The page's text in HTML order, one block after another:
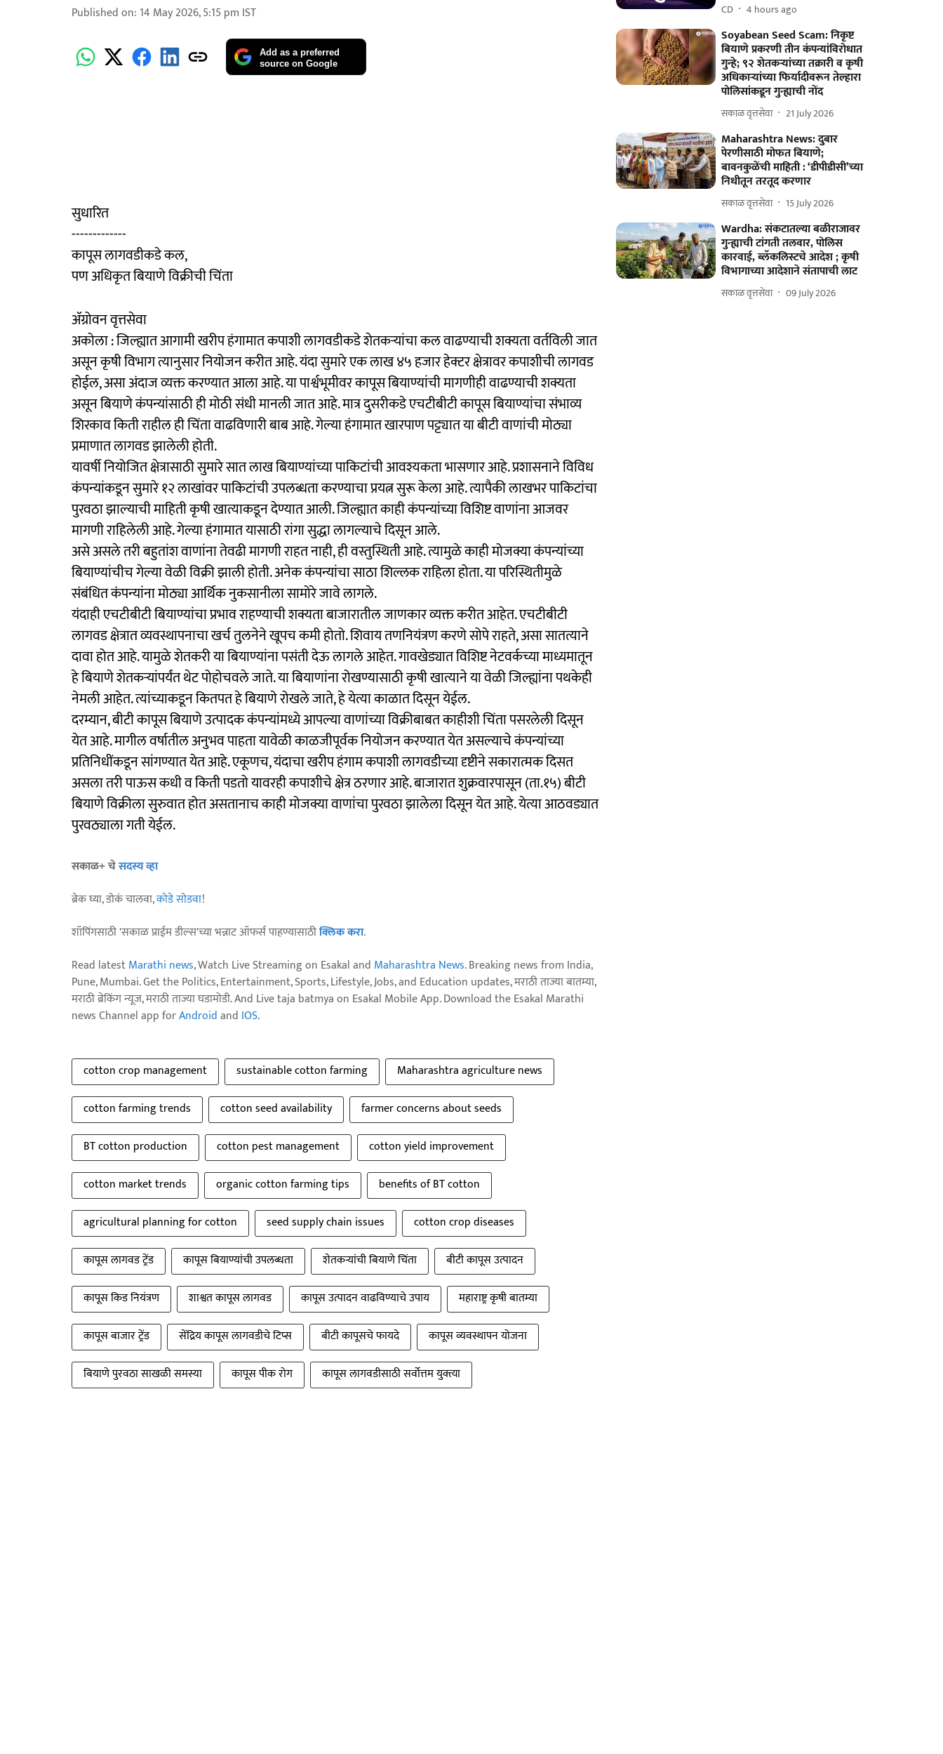
Published on: 14 May 2026, 5:15 pm IST
Add as a preferred
source on Google
सुधारित
-------------
कापूस लागवडीकडे कल,
पण अधिकृत बियाणे विक्रीची चिंता
ॲग्रोवन वृत्तसेवा
अकोला : जिल्ह्यात आगामी खरीप हंगामात कपाशी लागवडीकडे शेतकऱ्यांचा कल वाढण्याची शक्यता वर्तविली जात
असून कृषी विभाग त्यानुसार नियोजन करीत आहे. यंदा सुमारे एक लाख ४५ हजार हेक्टर क्षेत्रावर कपाशीची लागवड
होईल, असा अंदाज व्यक्त करण्यात आला आहे. या पार्श्वभूमीवर कापूस बियाण्यांची मागणीही वाढण्याची शक्यता
असून बियाणे कंपन्यांसाठी ही मोठी संधी मानली जात आहे. मात्र दुसरीकडे एचटीबीटी कापूस बियाण्यांचा संभाव्य
शिरकाव किती राहील ही चिंता वाढविणारी बाब आहे. गेल्या हंगामात खारपाण पट्ट्यात या बीटी वाणांची मोठ्या
प्रमाणात लागवड झालेली होती.
यावर्षी नियोजित क्षेत्रासाठी सुमारे सात लाख बियाण्यांच्या पाकिटांची आवश्यकता भासणार आहे. प्रशासनाने विविध
कंपन्यांकडून सुमारे १२ लाखांवर पाकिटांची उपलब्धता करण्याचा प्रयत्न सुरू केला आहे. त्यापैकी लाखभर पाकिटांचा
पुरवठा झाल्याची माहिती कृषी खात्याकडून देण्यात आली. जिल्ह्यात काही कंपन्यांच्या विशिष्ट वाणांना आजवर
मागणी राहिलेली आहे. गेल्या हंगामात यासाठी रांगा सुद्धा लागल्याचे दिसून आले.
असे असले तरी बहुतांश वाणांना तेवढी मागणी राहत नाही, ही वस्तुस्थिती आहे. त्यामुळे काही मोजक्या कंपन्यांच्या
बियाण्यांचीच गेल्या वेळी विक्री झाली होती. अनेक कंपन्यांचा साठा शिल्लक राहिला होता. या परिस्थितीमुळे
संबंधित कंपन्यांना मोठ्या आर्थिक नुकसानीला सामोरे जावे लागले.
यंदाही एचटीबीटी बियाण्यांचा प्रभाव राहण्याची शक्यता बाजारातील जाणकार व्यक्त करीत आहेत. एचटीबीटी
लागवड क्षेत्रात व्यवस्थापनाचा खर्च तुलनेने खूपच कमी होतो. शिवाय तणनियंत्रण करणे सोपे राहते, असा सातत्याने
दावा होत आहे. यामुळे शेतकरी या बियाण्यांना पसंती देऊ लागले आहेत. गावखेड्यात विशिष्ट नेटवर्कच्या माध्यमातून
हे बियाणे शेतकऱ्यांपर्यंत थेट पोहोचवले जाते. या बियाणांना रोखण्यासाठी कृषी खात्याने या वेळी जिल्ह्यांना पथकेही
नेमली आहेत. त्यांच्याकडून कितपत हे बियाणे रोखले जाते, हे येत्या काळात दिसून येईल.
दरम्यान, बीटी कापूस बियाणे उत्पादक कंपन्यांमध्ये आपल्या वाणांच्या विक्रीबाबत काहीशी चिंता पसरलेली दिसून
येत आहे. मागील वर्षातील अनुभव पाहता यावेळी काळजीपूर्वक नियोजन करण्यात येत असल्याचे कंपन्यांच्या
प्रतिनिधींकडून सांगण्यात येत आहे. एकूणच, यंदाचा खरीप हंगाम कपाशी लागवडीच्या दृष्टीने सकारात्मक दिसत
असला तरी पाऊस कधी व किती पडतो यावरही कपाशीचे क्षेत्र ठरणार आहे. बाजारात शुक्रवारपासून (ता.१५) बीटी
बियाणे विक्रीला सुरुवात होत असतानाच काही मोजक्या वाणांचा पुरवठा झालेला दिसून येत आहे. येत्या आठवड्यात
पुरवठ्याला गती येईल.
सकाळ+ चेसदस्य व्हा
ब्रेक घ्या, डोकं चालवा,कोडे सोडवा!
शॉपिंगसाठी 'सकाळ प्राईम डील्स'च्या भन्नाट ऑफर्स पाहण्यासाठीक्लिक करा.
Read latestMarathi news, Watch Live Streaming on Esakal and Maharashtra News. Breaking news from India,
Pune, Mumbai. Get the Politics, Entertainment, Sports, Lifestyle, Jobs, and Education updates, मराठी ताज्या बातम्या,
मराठी ब्रेकिंग न्यूज, मराठी ताज्या घडामोडी. And Live taja batmya on Esakal Mobile App. Download the Esakal Marathi
news Channel app forAndroidand IOS.
cotton crop management sustainable cotton farming
Maharashtra agriculture news
cotton farming trends
cotton seed availability
farmer concerns about seeds
BT cotton production
cotton pest management
cotton yield improvement
cotton market trends
organic cotton farming tips
benefits of BT cotton
agricultural planning for cotton
seed supply chain issues
cotton crop diseases
कापूस लागवड ट्रेंड
कापूस बियाण्यांची उपलब्धता शेतकऱ्यांची बियाणे चिंता
बीटी कापूस उत्पादन
कापूस किड नियंत्रण
शाश्वत कापूस लागवड कापूस उत्पादन वाढविण्याचे उपाय
महाराष्ट्र कृषी बातम्या
कापूस बाजार ट्रेंड
सेंद्रिय कापूस लागवडीचे टिप्स बीटी कापूसचे फायदे
कापूस व्यवस्थापन योजना
बियाणे पुरवठा साखळी समस्या
कापूस पीक रोग कापूस लागवडीसाठी सर्वोत्तम युक्त्या
CD 4 hours ago
Soyabean Seed Scam: निकृष्ट
बियाणे प्रकरणी तीन कंपन्यांविरोधात
गुन्हे; ९२ शेतकऱ्यांच्या तक्रारी व कृषी
अधिकाऱ्यांच्या फिर्यादीवरून तेल्हारा
पोलिसांकडून गुन्ह्याची नोंद
सकाळ वृत्तसेवा 21 July 2026
Maharashtra News: दुबार
पेरणीसाठी मोफत बियाणे;
बावनकुळेंची माहिती : ‘डीपीडीसी’च्या
निधीतून तरतूद करणार
सकाळ वृत्तसेवा 15 July 2026
Wardha: संकटातल्या बळीराजावर
गुन्ह्याची टांगती तलवार, पोलिस
कारवाई, ब्लॅकलिस्टचे आदेश ; कृषी
विभागाच्या आदेशाने संतापाची लाट
सकाळ वृत्तसेवा 09 July 2026